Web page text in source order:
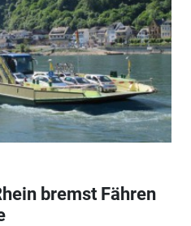
bremst Fähren